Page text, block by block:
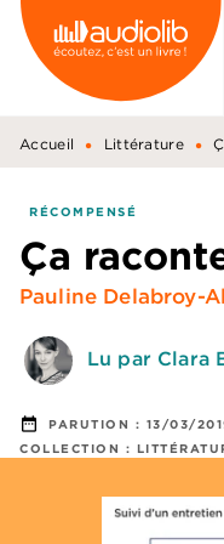
MENU
PIED DE PAGE
Accueil • Littérature •
RÉCOMPENSÉ
Ça
Pauline Delabroy-
Lu par Clara
date_range PARUTION : 13/03/
COLLECTION :